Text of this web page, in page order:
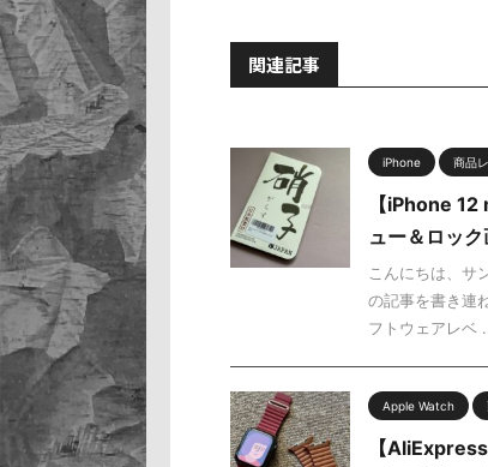
関連記事
iPhone 商品
【iPhone
ュー＆ロッ
こんにちは、サ
の記事を書き連
フトウェアレベ
Apple Watch
【